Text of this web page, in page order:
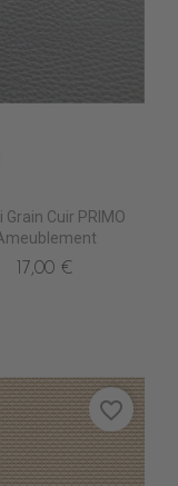
ARGENT
Grain Cuir PRIMO
17,00 €
favorite_border